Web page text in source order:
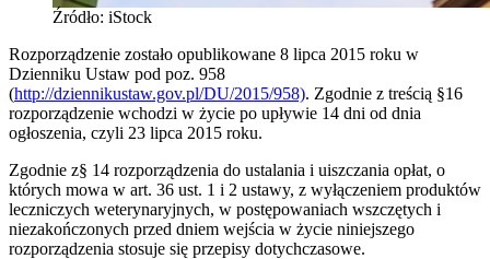
Źródło: iStock
Rozporządzenie zostało opublikowane 8 lipca 2015 roku w
Dzienniku Ustaw pod poz. 958
(http://dziennikustaw.gov.pl/DU/2015/958). Zgodnie z treścią §16
rozporządzenie wchodzi w życie po upływie 14 dni od dnia
ogłoszenia, czyli 23 lipca 2015 roku.
Zgodnie z§ 14 rozporządzenia do ustalania i uiszczania opłat, o
których mowa w art. 36 ust. 1 i 2 ustawy, z wyłączeniem produktów
leczniczych weterynaryjnych, w postępowaniach wszczętych i
niezakończonych przed dniem wejścia w życie niniejszego
rozporządzenia stosuje się przepisy dotychczasowe.